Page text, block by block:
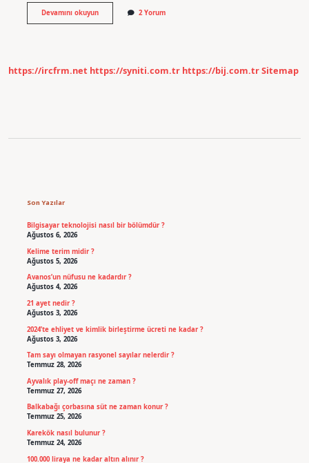
Devamını okuyunHava
Yolunu
Hangi
2 Yorum
https://ircfrm.net https://syniti.com.tr https://bij.com.trSitemap
Son Yazılar
Bilgisayar teknolojisi nasıl bir bölümdür ?
Ağustos 6, 2026
Kelime terim midir ?
Ağustos 5, 2026
Avanos’un nüfusu ne kadardır ?
Ağustos 4, 2026
21 ayet nedir ?
Ağustos 3, 2026
2024’te ehliyet ve kimlik birleştirme ücreti ne kadar ?
Ağustos 3, 2026
Tam sayı olmayan rasyonel sayılar nelerdir ?
Temmuz 28, 2026
Ayvalık play-off maçı ne zaman ?
Temmuz 27, 2026
Balkabağı çorbasına süt ne zaman konur ?
Temmuz 25, 2026
Karekök nasıl bulunur ?
Temmuz 24, 2026
100.000 liraya ne kadar altın alınır ?